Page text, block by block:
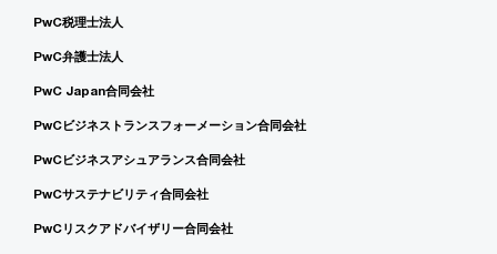
PwC税理士法人
PwC弁護士法人
PwC Japan合同会社
PwCビジネストランスフォーメーション合同会社
PwCビジネスアシュアランス合同会社
PwCサステナビリティ合同会社
PwCリスクアドバイザリー合同会社